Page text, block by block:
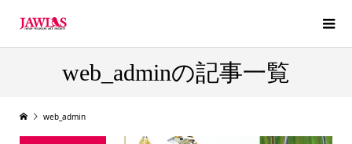
web_adminの記事一覧
web_admin